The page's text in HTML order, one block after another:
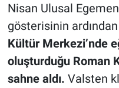
Nisan Ulusal
gösterisinin ardından
Kültür Merkezi’nde
oluşturduğu Roman
sahne aldı. Valsten